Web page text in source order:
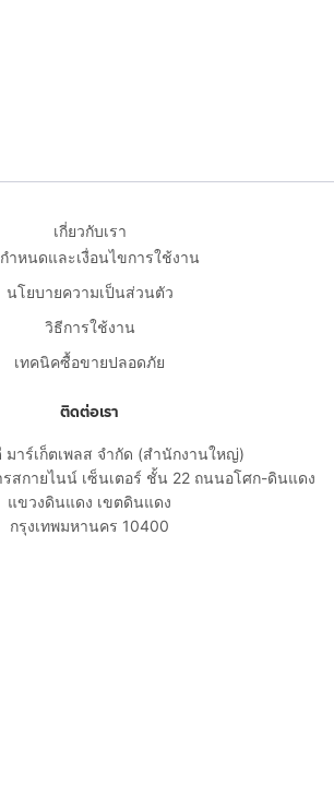
เกี่ยวกับเรา
ำหนดและเงื่อนไขการใช้งาน
นโยบายความเป็นส่วนตัว
วิธีการใช้งาน
เทคนิคซื้อขายปลอดภัย
ติดต่อเรา
มาร์เก็ตเพลส จำกัด (สำนักงานใหญ่)
รสกายไนน์ เซ็นเตอร์ ชั้น 22 ถนนอโศก-ดินแดง
แขวงดินแดง เขตดินแดง
กรุงเทพมหานคร 10400